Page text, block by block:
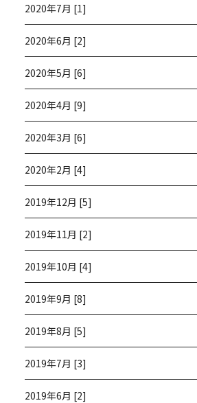
2020年7月 [1]
2020年6月 [2]
2020年5月 [6]
2020年4月 [9]
2020年3月 [6]
2020年2月 [4]
2019年12月 [5]
2019年11月 [2]
2019年10月 [4]
2019年9月 [8]
2019年8月 [5]
2019年7月 [3]
2019年6月 [2]